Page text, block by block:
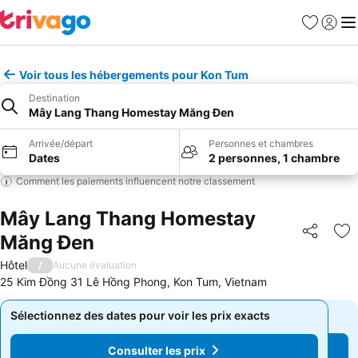
Favoris
Se
Voir tous les hébergements pour Kon Tum
Destination
Mây Lang Thang Homestay Măng Đen
Arrivée/départ
Dates
Personnes et chambres
2 personnes, 1 chambre
Comment les paiements influencent notre classement
Mây Lang Thang Homestay
Măng Đen
Partager
Hôtel / Aucune évaluation
25 Kim Đồng 31 Lê Hồng Phong, Kon Tum, Vietnam
Sélectionnez des dates pour voir les prix exacts
Consulter les prix
Sélectionnez des dates pour voir les prix exacts
Consulter les prix